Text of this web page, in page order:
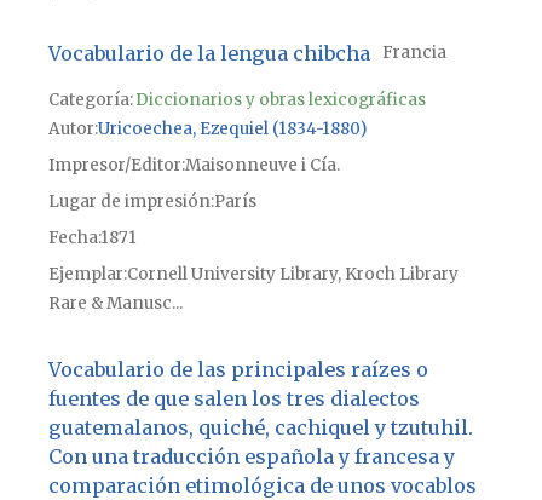
Vocabulario de la lengua chibcha Francia
Categoría:Diccionarios y obras lexicográficas
Autor Uricoechea, Ezequiel (1834-1880)
Impresor/Editor Maisonneuve i Cía.
Lugar de impresiónParís
Fecha1871
Ejemplar Cornell University Library, Kroch Library
Rare & Manusc...
Vocabulario de las principales raízes o
fuentes de que salen los tres dialectos
guatemalanos, quiché, cachiquel y tzutuhil.
Con una traducción española y francesa y
comparación etimológica de unos vocablos